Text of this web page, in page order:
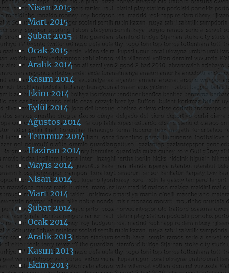
Nisan 2015
Mart 2015
Şubat 2015
Ocak 2015
Aralık 2014
Kasım 2014
Ekim 2014
Eylül 2014
Ağustos 2014
Temmuz 2014
Haziran 2014
Mayıs 2014
Nisan 2014
Mart 2014
Şubat 2014
Ocak 2014
Aralık 2013
Kasım 2013
Ekim 2013